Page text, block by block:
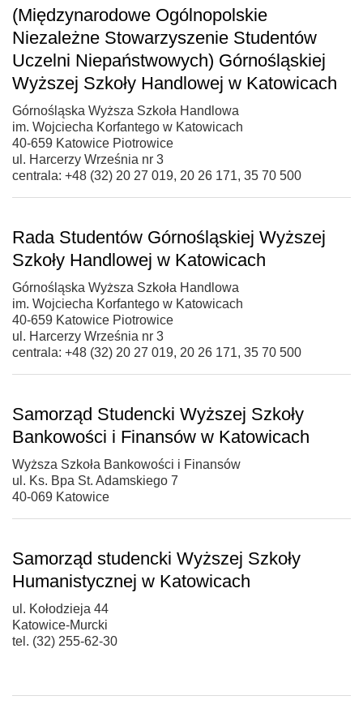
(Międzynarodowe Ogólnopolskie
Niezależne Stowarzyszenie Studentów
Uczelni Niepaństwowych) Górnośląskiej
Wyższej Szkoły Handlowej w Katowicach
Górnośląska Wyższa Szkoła Handlowa
im. Wojciecha Korfantego w Katowicach
40-659 Katowice Piotrowice
ul. Harcerzy Września nr 3
centrala: +48 (32) 20 27 019, 20 26 171, 35 70 500
Rada Studentów Górnośląskiej Wyższej
Szkoły Handlowej w Katowicach
Górnośląska Wyższa Szkoła Handlowa
im. Wojciecha Korfantego w Katowicach
40-659 Katowice Piotrowice
ul. Harcerzy Września nr 3
centrala: +48 (32) 20 27 019, 20 26 171, 35 70 500
Samorząd Studencki Wyższej Szkoły
Bankowości i Finansów w Katowicach
Wyższa Szkoła Bankowości i Finansów
ul. Ks. Bpa St. Adamskiego 7
40-069 Katowice
Samorząd studencki Wyższej Szkoły
Humanistycznej w Katowicach
ul. Kołodzieja 44
Katowice-Murcki
tel. (32) 255-62-30